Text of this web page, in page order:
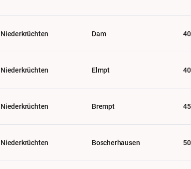
Niederkrüchten Dam
Niederkrüchten Elmpt
Niederkrüchten Brempt
Niederkrüchten Boscherhausen